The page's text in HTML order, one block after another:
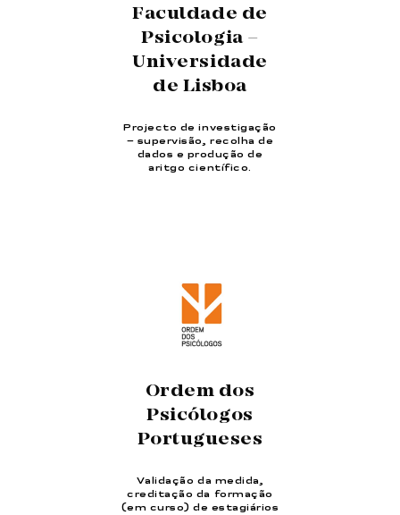
Faculdade de
Psicologia –
Universidade
de Lisboa
Projecto de investigação
– supervisão, recolha de
dados e produção de
aritgo científico.
Ordem dos
Psicólogos
Portugueses
Validação da medida,
creditação da formação
(em curso) de estagiários